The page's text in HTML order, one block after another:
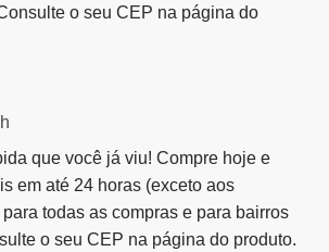
o seu CEP na página do
que você já viu! Compre hoje e
em até 24 horas (exceto aos
todas as compras e para bairros
o seu CEP na página do produto.